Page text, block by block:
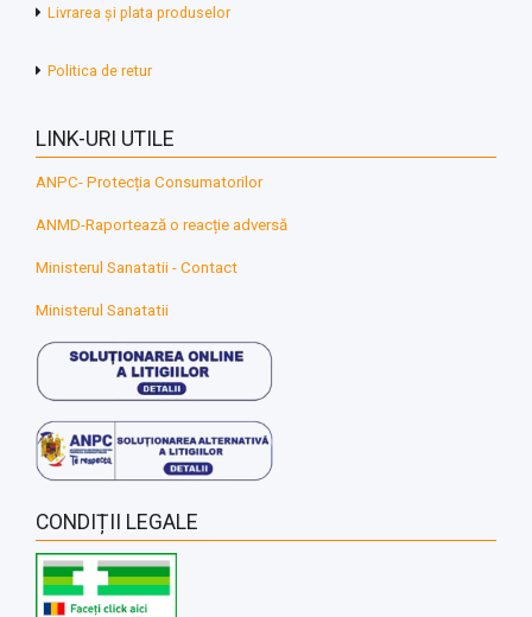
Livrarea și plata produselor
Politica de retur
LINK-URI UTILE
ANPC- Protecția Consumatorilor
ANMD-Raportează o reacție adversă
Ministerul Sanatatii - Contact
Ministerul Sanatatii
CONDIȚII LEGALE